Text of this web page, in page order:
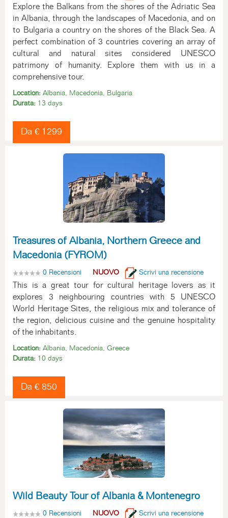
Explore the Balkans from the shores of the Adriatic Sea
in Albania, through the landscapes of Macedonia, and on
to Bulgaria a country on the shores of the Black Sea. A
perfect combination of 3 countries covering an array of
cultural and natural sites considered UNESCO
patrimony of humanity. Explore them with us in a
comprehensive tour.
Location: Albania, Macedonia, Bulgaria
Durata: 13 days
Da € 1299
Treasures of Albania, Northern Greece and
Macedonia (FYROM)
0 Recensioni NUOVO Scrivi una recensione
This is a great tour for cultural heritage lovers as it
explores 3 neighbouring countries with 5 UNESCO
World Heritage Sites, the religious mix and tolerance of
the region, delicious cuisine and the genuine hospitality
of the inhabitants.
Location: Albania, Macedonia, Greece
Durata: 10 days
Da € 850
Wild Beauty Tour of Albania & Montenegro
0 Recensioni NUOVO Scrivi una recensione